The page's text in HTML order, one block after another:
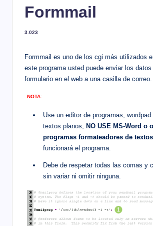
Formmail
3.023
Formmail es uno de los cgi más utilizados
este programa usted puede enviar los datos
formulario en el web a una casilla de correo.
NOTA:
Use un editor de programas,
textos planos, NO USE MS-Word o
programas formateadores de textos
funcionará el programa.
Debe de respetar todas las comas y
sin variar ni omitir ninguna.